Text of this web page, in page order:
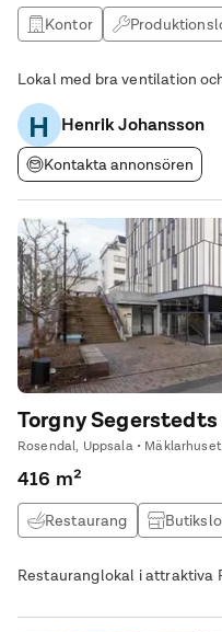
Kontor
Lokal med bra ventilation
H Henrik Johansson
Kontakta annonsören
Torgny
Rosendal, Uppsala •
416 m²
Restaurang
Restauranglokal i attraktiva